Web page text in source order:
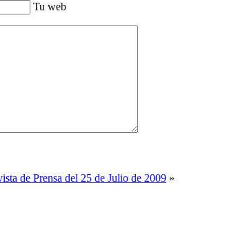
Tu web
de Prensa del 25 de Julio de 2009 »